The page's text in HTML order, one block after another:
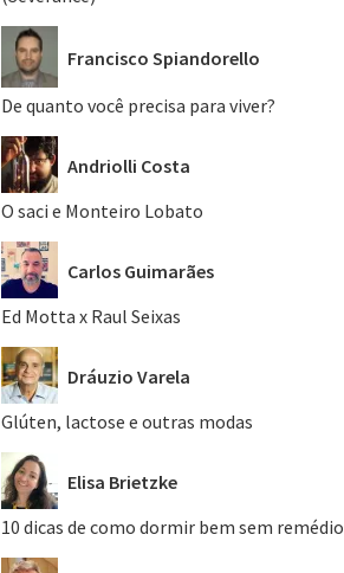
Francisco Spiandorello
De quanto você precisa para viver?
Andriolli Costa
O saci e Monteiro Lobato
Carlos Guimarães
Ed Motta x Raul Seixas
Dráuzio Varela
Glúten, lactose e outras modas
Elisa Brietzke
10 dicas de como dormir bem sem remédio